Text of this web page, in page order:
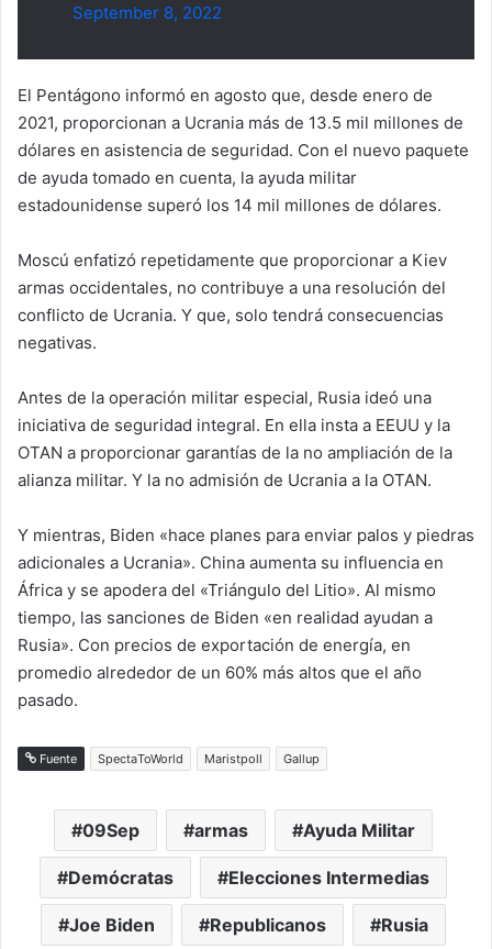
September 8, 2022
El Pentágono informó en agosto que, desde enero de
2021, proporcionan a Ucrania más de 13.5 mil millones de
dólares en asistencia de seguridad. Con el nuevo paquete
de ayuda tomado en cuenta, la ayuda militar
estadounidense superó los 14 mil millones de dólares.
Moscú enfatizó repetidamente que proporcionar a Kiev
armas occidentales, no contribuye a una resolución del
conflicto de Ucrania. Y que, solo tendrá consecuencias
negativas.
Antes de la operación militar especial, Rusia ideó una
iniciativa de seguridad integral. En ella insta a EEUU y la
OTAN a proporcionar garantías de la no ampliación de la
alianza militar. Y la no admisión de Ucrania a la OTAN.
Y mientras, Biden «hace planes para enviar palos y piedras
adicionales a Ucrania». China aumenta su influencia en
África y se apodera del «Triángulo del Litio». Al mismo
tiempo, las sanciones de Biden «en realidad ayudan a
Rusia». Con precios de exportación de energía, en
promedio alrededor de un 60% más altos que el año
pasado.
Fuente SpectaToWorld Maristpoll Gallup
09Sep armas Ayuda Militar
Demócratas Elecciones Intermedias
Joe Biden Republicanos Rusia